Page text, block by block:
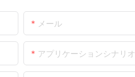
メール
アプリケーションシナリオ